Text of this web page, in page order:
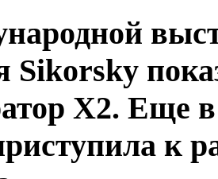
Sikorsky
Х2. Еще
к